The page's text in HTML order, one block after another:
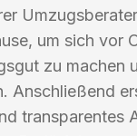
um sich vor
zu machen
Anschließend
transparentes